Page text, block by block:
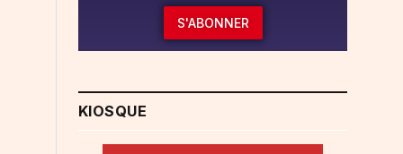
S'ABONNER
KIOSQUE